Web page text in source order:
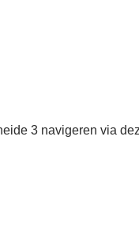
3 navigeren via